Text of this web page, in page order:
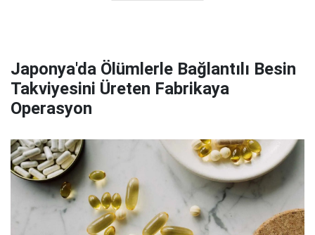
Japonya'da Ölümlerle Bağlantılı Besin
Takviyesini Üreten Fabrikaya
Operasyon